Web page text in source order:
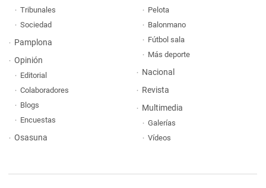
Tribunales
Sociedad
Pamplona
Opinión
Editorial
Colaboradores
Blogs
Encuestas
Osasuna
Pelota
Balonmano
Fútbol sala
Más deporte
Nacional
Revista
Multimedia
Galerías
Vídeos